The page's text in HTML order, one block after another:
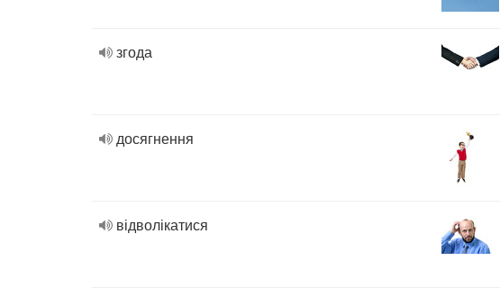
згода
досягнення
відволікатися